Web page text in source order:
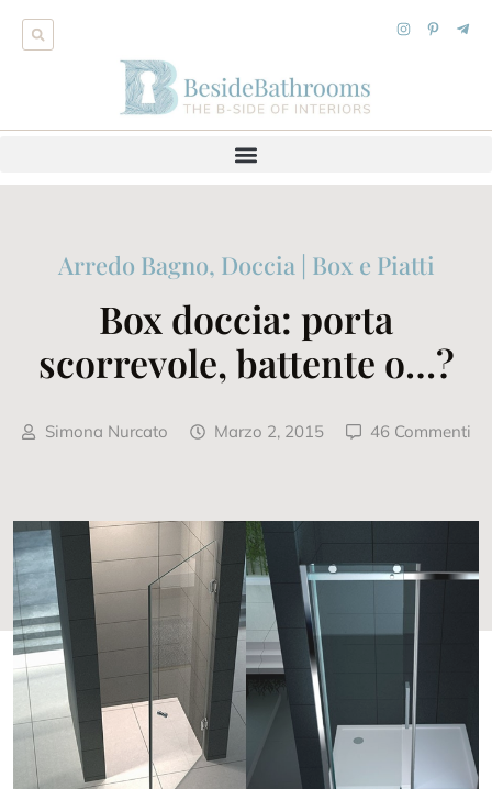
Arredo Bagno, Doccia | Box e Piatti
Box doccia: porta
scorrevole, battente o…?
Simona Nurcato Marzo 2, 2015 46 Commenti